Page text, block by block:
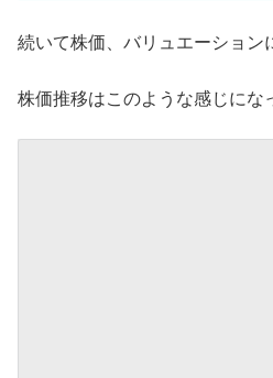
続いて株価、バリュエーション
株価推移はこのような感じにな